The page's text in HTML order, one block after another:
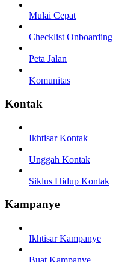
Mulai Cepat
Checklist Onboarding
Peta Jalan
Komunitas
Kontak
Ikhtisar Kontak
Unggah Kontak
Siklus Hidup Kontak
Kampanye
Ikhtisar Kampanye